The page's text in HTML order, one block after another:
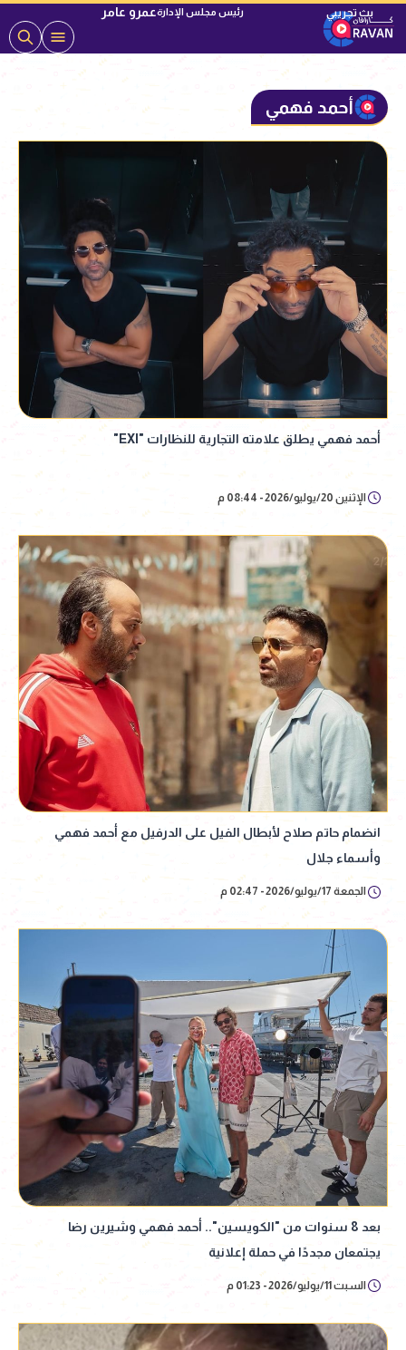
رئيس مجلس الإدارةعمرو عامر
أحمد فهمي
أحمد فهمي يطلق علامته التجارية للنظارات "EXI"
الإثنين 20/يوليو/2026 - 08:44 م
انضمام حاتم صلاح لأبطال الفيل على الدرفيل مع أحمد فهمي
وأسماء جلال
الجمعة 17/يوليو/2026 - 02:47 م
بعد 8 سنوات من "الكويسين".. أحمد فهمي وشيرين رضا
يجتمعان مجددًا في حملة إعلانية
السبت 11/يوليو/2026 - 01:23 م